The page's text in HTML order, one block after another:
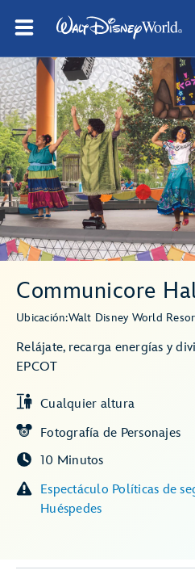
Communicore
Ubicación:Walt Disney World
Relájate, recarga energías y
EPCOT
Cualquier altura
Fotografía de Personajes
10 Minutos
Espectáculo Políticas de
Huéspedes